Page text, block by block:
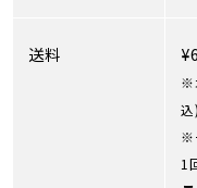
送料
※
込
※
1